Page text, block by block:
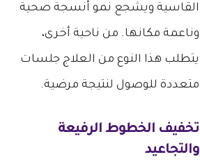
القاسية ويشجع نمو أنسجة صحية
وناعمة مكانها. من ناحية أخرى،
يتطلب هذا النوع من العلاج جلسات
متعددة للوصول لنتيجة مرضية.
تخفيف الخطوط الرفيعة
والتجاعيد